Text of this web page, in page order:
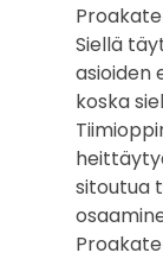
Siellä
asioiden
koska
sitoutua